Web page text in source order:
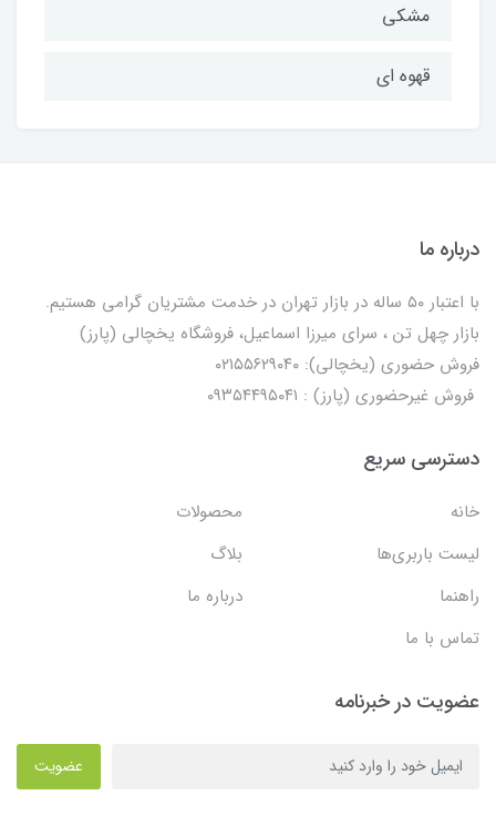
مشکی
قهوه ای
درباره ما
با اعتبار ۵۰ ساله در بازار تهران در خدمت مشتریان گرامی هستیم.
بازار چهل تن ، سرای میرزا اسماعیل، فروشگاه یخچالی‌ (پارز)
فروش حضوری (یخچالی): ۰۲۱۵۵۶۲۹۰۴۰
فروش غیرحضوری (پارز) : ۰۹۳۵۴۴۹۵۰۴۱
دسترسی سریع
خانه
محصولات
لیست باربری‌ها
بلاگ
راهنما
درباره ما
تماس با ما
عضویت در خبرنامه
عضویت